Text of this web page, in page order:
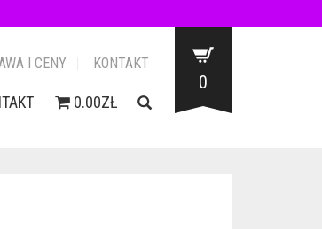
I CENY KONTAKT
0.00ZŁ
0